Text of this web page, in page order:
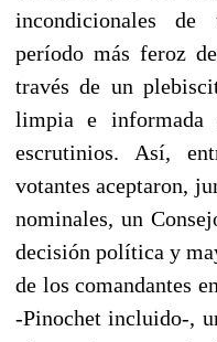
incondicionales
período más feroz
través de un
limpia e informada
escrutinios. Así,
votantes aceptaron,
nominales, un
decisión política y
de los comandantes
-Pinochet incluido-,